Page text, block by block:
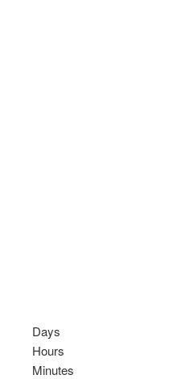
Days
Hours
Minutes